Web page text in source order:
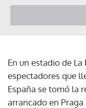
En un estadio de
espectadores que
España se tomó la
arrancado en Praga